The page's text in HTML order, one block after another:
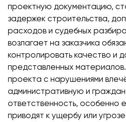
проектную документацию,
задержек строительства,
расходов и судебных
возлагает на заказчика
контролировать качество и
представленных
проекта с нарушениями
административную и
ответственность, особенно
приводят к ущербу или